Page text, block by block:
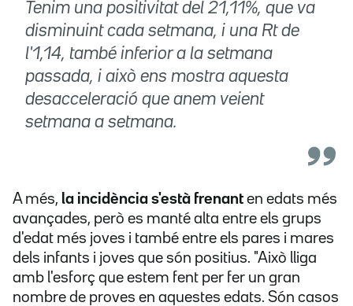
Tenim una positivitat del 21,11%, que va
disminuint cada setmana, i una Rt de
l'1,14, també inferior a la setmana
passada, i això ens mostra aquesta
desacceleració que anem veient
setmana a setmana.
A més, la incidència s'està frenant en edats més
avançades, però es manté alta entre els grups
d'edat més joves i també entre els pares i mares
dels infants i joves que són positius. "Això lliga
amb l'esforç que estem fent per fer un gran
nombre de proves en aquestes edats. Són casos